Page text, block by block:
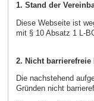
1. Stand der
Diese Webseite ist
mit § 10 Absatz 1 L-
2. Nicht barrierefreie
Die nachstehend
Gründen nicht